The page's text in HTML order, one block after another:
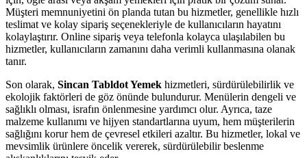
Müşteri memnuniyetini ön planda tutan bu hizmetler, genellikle hızlı
teslimat ve kolay sipariş seçenekleriyle de kullanıcıların hayatını
kolaylaştırır. Online sipariş veya telefonla kolayca ulaşılabilen bu
hizmetler, kullanıcıların zamanını daha verimli kullanmasına olanak
tanır.
Son olarak, Sincan Tabldot Yemek hizmetleri, sürdürülebilirlik ve
ekolojik faktörleri de göz önünde bulundurur. Menülerin dengeli ve
sağlıklı olması, israfın önlenmesine yardımcı olur. Ayrıca, taze
malzeme kullanımı ve hijyen standartlarına uyum, hem müşterilerin
sağlığını korur hem de çevresel etkileri azaltır. Bu hizmetler, lokal ve
mevsimlik ürünlere öncelik vererek, sürdürülebilir beslenme